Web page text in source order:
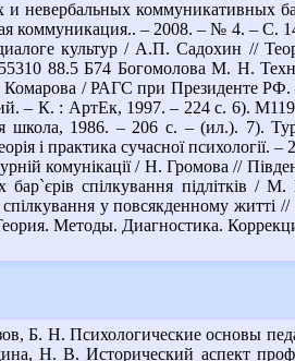
и невербальных коммуникативных
коммуникация.. – 2008. – № 4. – С.
культур / А.П. Садохин //
88.5 Б74 Богомолова М. Н.
/ РАГС при Президенте
– К. : АртЕк, 1997. – 224 с. 6).
1986. – 206 с. – (ил.). 7).
і практика сучасної психології.
комунікації / Н. Громова //
спілкування підлітків /
у повсякденному житті
Методы. Диагностика.
Б. Н. Психологические основы
Н. В. Исторический аспект